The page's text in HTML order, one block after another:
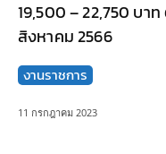
19,500 – 22,750 บา
สิงหาคม 2566
งานราชการ
11 กรกฎาคม 2023